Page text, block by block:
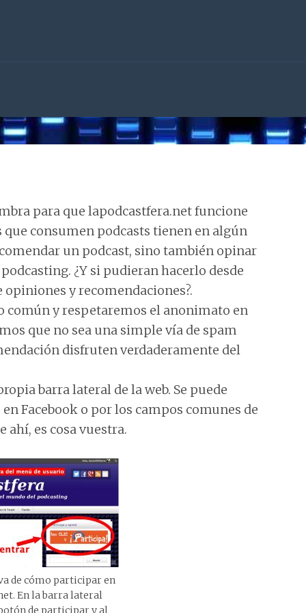
para que lapodcastfera.net funcione
que consumen podcasts tienen en algún
un podcast, sino también opinar
¿Y si pudieran hacerlo desde
y recomendaciones?.
común y respetaremos el anonimato en
que no sea una simple vía de spam
disfruten verdaderamente del
barra lateral de la web. Se puede
Facebook o por los campos comunes de
es cosa vuestra.
de cómo participar en
En la barra lateral
de participar y al